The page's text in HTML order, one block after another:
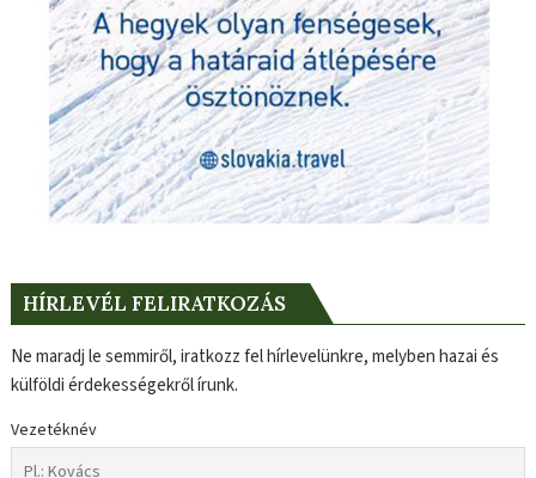
HÍRLEVÉL FELIRATKOZÁS
Ne maradj le semmiről, iratkozz fel hírlevelünkre, melyben hazai és
külföldi érdekességekről írunk.
Vezetéknév